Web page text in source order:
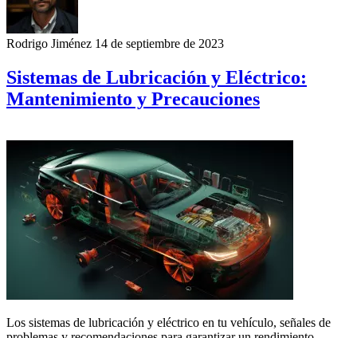
Rodrigo Jiménez 14 de septiembre de 2023
Sistemas de Lubricación y Eléctrico:
Mantenimiento y Precauciones
Los sistemas de lubricación y eléctrico en tu vehículo, señales de